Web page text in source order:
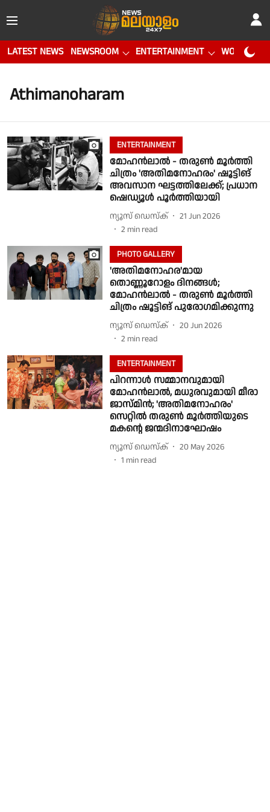
LATEST NEWS NEWSROOM ENTERTAINMENT WORLD CUP
Athimanoharam
ENTERTAINMENT
മോഹൻലാൽ - തരുൺ മൂർത്തി
ചിത്രം 'അതിമനോഹരം' ഷൂട്ടിങ്
അവസാന ഘട്ടത്തിലേക്ക്; പ്രധാന
ഷെഡ്യൂൾ പൂർത്തിയായി
ന്യൂസ് ഡെസ്ക്
21 Jun 2026
2 min read
PHOTO GALLERY
'അതിമനോഹര'മായ
തൊണ്ണൂറോളം ദിനങ്ങൾ;
മോഹൻലാൽ - തരുൺ മൂർത്തി
ചിത്രം ഷൂട്ടിങ് പുരോഗമിക്കുന്നു
ന്യൂസ് ഡെസ്ക്
20 Jun 2026
2 min read
ENTERTAINMENT
പിറന്നാൾ സമ്മാനവുമായി
മോഹൻലാൽ, മധുരവുമായി മീരാ
ജാസ്മിൻ; 'അതിമനോഹരം'
സെറ്റിൽ തരുൺ മൂർത്തിയുടെ
മകന്റെ ജന്മദിനാഘോഷം
ന്യൂസ് ഡെസ്ക്
20 May 2026
1 min read